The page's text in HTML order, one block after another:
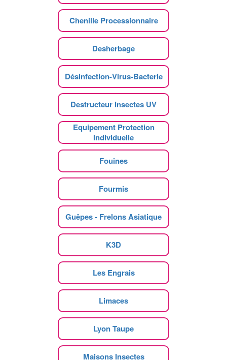
Chenille Processionnaire
Desherbage
Désinfection-Virus-Bacterie
Destructeur Insectes UV
Equipement Protection
Individuelle
Fouines
Fourmis
Guêpes - Frelons Asiatique
K3D
Les Engrais
Limaces
Lyon Taupe
Maisons Insectes